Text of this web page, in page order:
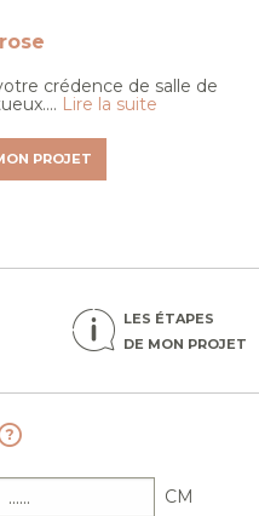
crédence de salle de
Lire la suite
PROJET
LES ÉTAPES
DE MON PROJET
CM